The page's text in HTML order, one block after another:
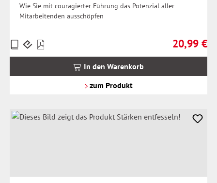
Wie Sie mit couragierter Führung das Potenzial aller
Mitarbeitenden ausschöpfen
Regulärer
20,99 €
Preise
inkl.
In den Warenkorb
zum Produkt